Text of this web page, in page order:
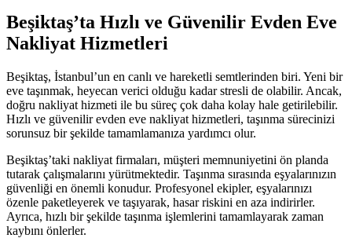
Beşiktaş’ta Hızlı ve Güvenilir Evden Eve
Nakliyat Hizmetleri
Beşiktaş, İstanbul’un en canlı ve hareketli semtlerinden biri. Yeni bir
eve taşınmak, heyecan verici olduğu kadar stresli de olabilir. Ancak,
doğru nakliyat hizmeti ile bu süreç çok daha kolay hale getirilebilir.
Hızlı ve güvenilir evden eve nakliyat hizmetleri, taşınma sürecinizi
sorunsuz bir şekilde tamamlamanıza yardımcı olur.
Beşiktaş’taki nakliyat firmaları, müşteri memnuniyetini ön planda
tutarak çalışmalarını yürütmektedir. Taşınma sırasında eşyalarınızın
güvenliği en önemli konudur. Profesyonel ekipler, eşyalarınızı
özenle paketleyerek ve taşıyarak, hasar riskini en aza indirirler.
Ayrıca, hızlı bir şekilde taşınma işlemlerini tamamlayarak zaman
kaybını önlerler.